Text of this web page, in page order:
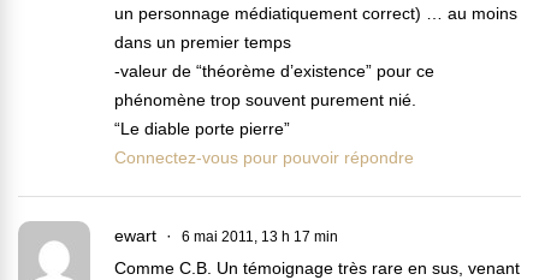
un personnage médiatiquement correct) … au moins
dans un premier temps
-valeur de “théorème d’existence” pour ce
phénomène trop souvent purement nié.
“Le diable porte pierre”
Connectez-vous pour pouvoir répondre
ewart 6 mai 2011, 13 h 17 min
Comme C.B. Un témoignage très rare en sus, venant